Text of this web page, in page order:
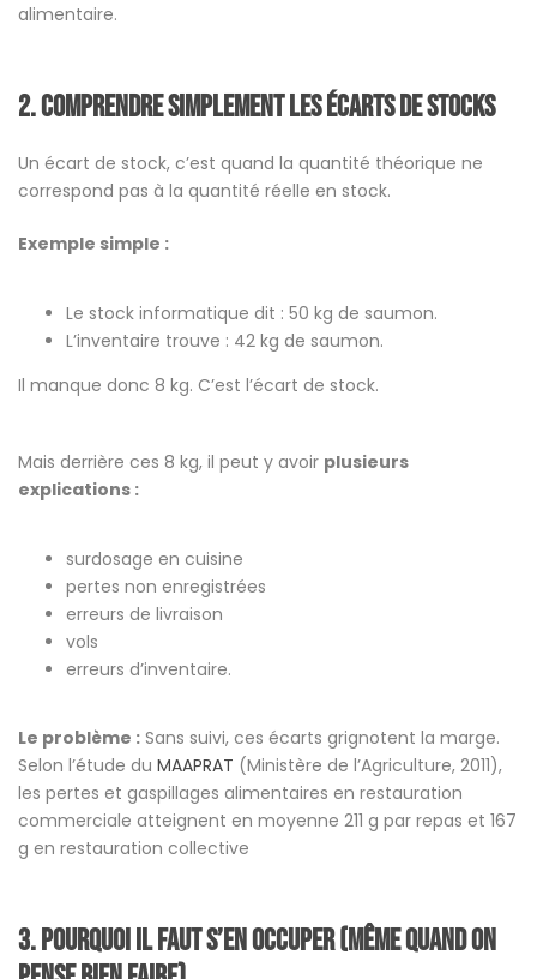
alimentaire.
2.Comprendre simplement les écarts de stocks
Un écart de stock, c’est quand la quantité théorique ne
correspond pas à la quantité réelle en stock.
Exemple simple :
Le stock informatique dit : 50 kg de saumon.
L’inventaire trouve : 42 kg de saumon.
Il manque donc 8 kg. C’est l’écart de stock.
Mais derrière ces 8 kg, il peut y avoir plusieurs
explications :
surdosage en cuisine
pertes non enregistrées
erreurs de livraison
vols
erreurs d’inventaire.
Le problème : Sans suivi, ces écarts grignotent la marge.
Selon l’étude du MAAPRAT (Ministère de l’Agriculture, 2011),
les pertes et gaspillages alimentaires en restauration
commerciale atteignent en moyenne 211 g par repas et 167
g en restauration collective
3.Pourquoi il faut s’en occuper (même quand on